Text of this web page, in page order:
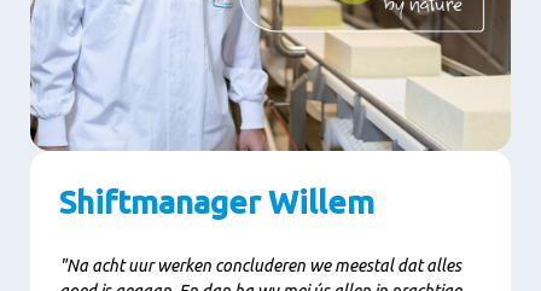
Shiftmanager Willem
"Na acht uur werken concluderen we meestal dat alles